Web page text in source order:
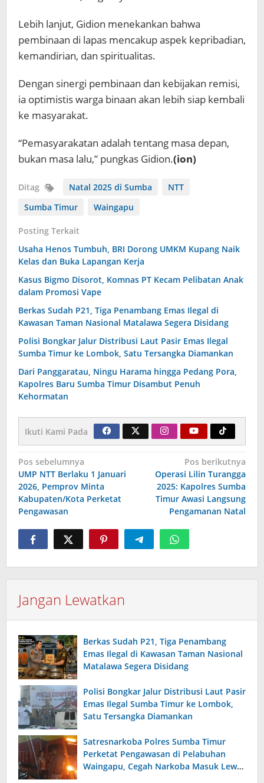
Lebih lanjut, Gidion menekankan bahwa
pembinaan di lapas mencakup aspek kepribadian,
kemandirian, dan spiritualitas.
Dengan sinergi pembinaan dan kebijakan remisi,
ia optimistis warga binaan akan lebih siap kembali
ke masyarakat.
“Pemasyarakatan adalah tentang masa depan,
bukan masa lalu,” pungkas Gidion.(ion)
Ditag Natal 2025 di Sumba
NTT
Sumba Timur
Waingapu
Posting Terkait
Usaha Henos Tumbuh, BRI Dorong UMKM Kupang Naik
Kelas dan Buka Lapangan Kerja
Kasus Bigmo Disorot, Komnas PT Kecam Pelibatan Anak
dalam Promosi Vape
Berkas Sudah P21, Tiga Penambang Emas Ilegal di
Kawasan Taman Nasional Matalawa Segera Disidang
Polisi Bongkar Jalur Distribusi Laut Pasir Emas Ilegal
Sumba Timur ke Lombok, Satu Tersangka Diamankan
Dari Panggaratau, Ningu Harama hingga Pedang Pora,
Kapolres Baru Sumba Timur Disambut Penuh
Kehormatan
Ikuti Kami Pada
Navigasi
pos
Pos sebelumnya
UMP NTT Berlaku 1 Januari
2026, Pemprov Minta
Kabupaten/Kota Perketat
Pengawasan
Pos berikutnya
Operasi Lilin Turangga
2025: Kapolres Sumba
Timur Awasi Langsung
Pengamanan Natal
Jangan Lewatkan
Berkas Sudah P21, Tiga Penambang
Emas Ilegal di Kawasan Taman Nasional
Matalawa Segera Disidang
Polisi Bongkar Jalur Distribusi Laut Pasir
Emas Ilegal Sumba Timur ke Lombok,
Satu Tersangka Diamankan
Satresnarkoba Polres Sumba Timur
Perketat Pengawasan di Pelabuhan
Waingapu, Cegah Narkoba Masuk Lewat